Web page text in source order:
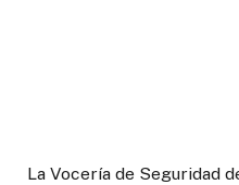
La Vocería de Seguridad